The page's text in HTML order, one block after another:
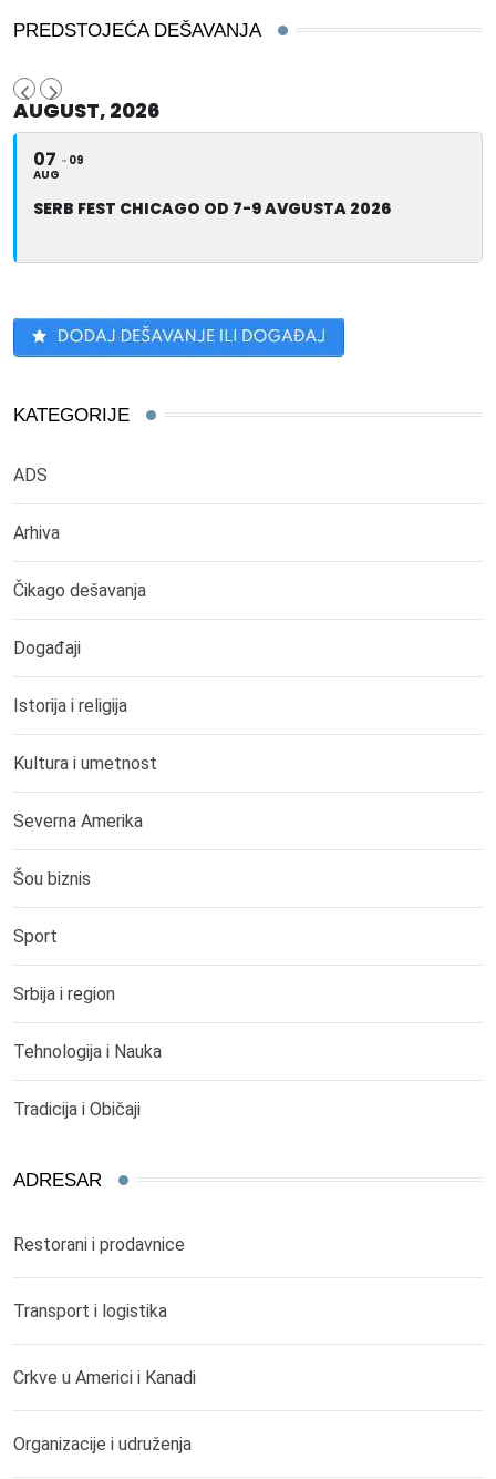
PREDSTOJEĆA DEŠAVANJA
AUGUST, 2026
07
AUG
09
SERB FEST CHICAGO OD 7-9 AVGUSTA 2026
KATEGORIJE
ADS
Arhiva
Čikago dešavanja
Događaji
Istorija i religija
Kultura i umetnost
Severna Amerika
Šou biznis
Sport
Srbija i region
Tehnologija i Nauka
Tradicija i Običaji
ADRESAR
Restorani i prodavnice
Transport i logistika
Crkve u Americi i Kanadi
Organizacije i udruženja